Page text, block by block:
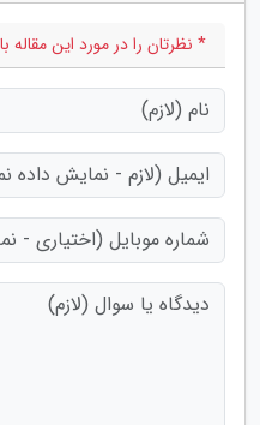
* نظرتان را در مورد این مقاله